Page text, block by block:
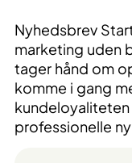
Nyhedsbrev
marketing uden
tager hånd om
komme i gang
professionelle